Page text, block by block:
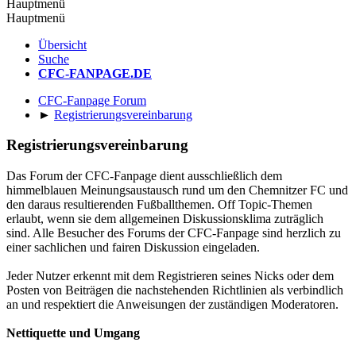
Hauptmenü
Hauptmenü
Übersicht
Suche
CFC-FANPAGE.DE
CFC-Fanpage Forum
► Registrierungsvereinbarung
Registrierungsvereinbarung
Das Forum der CFC-Fanpage dient ausschließlich dem
himmelblauen Meinungsaustausch rund um den Chemnitzer FC und
den daraus resultierenden Fußballthemen. Off Topic-Themen
erlaubt, wenn sie dem allgemeinen Diskussionsklima zuträglich
sind. Alle Besucher des Forums der CFC-Fanpage sind herzlich zu
einer sachlichen und fairen Diskussion eingeladen.
Jeder Nutzer erkennt mit dem Registrieren seines Nicks oder dem
Posten von Beiträgen die nachstehenden Richtlinien als verbindlich
an und respektiert die Anweisungen der zuständigen Moderatoren.
Nettiquette und Umgang